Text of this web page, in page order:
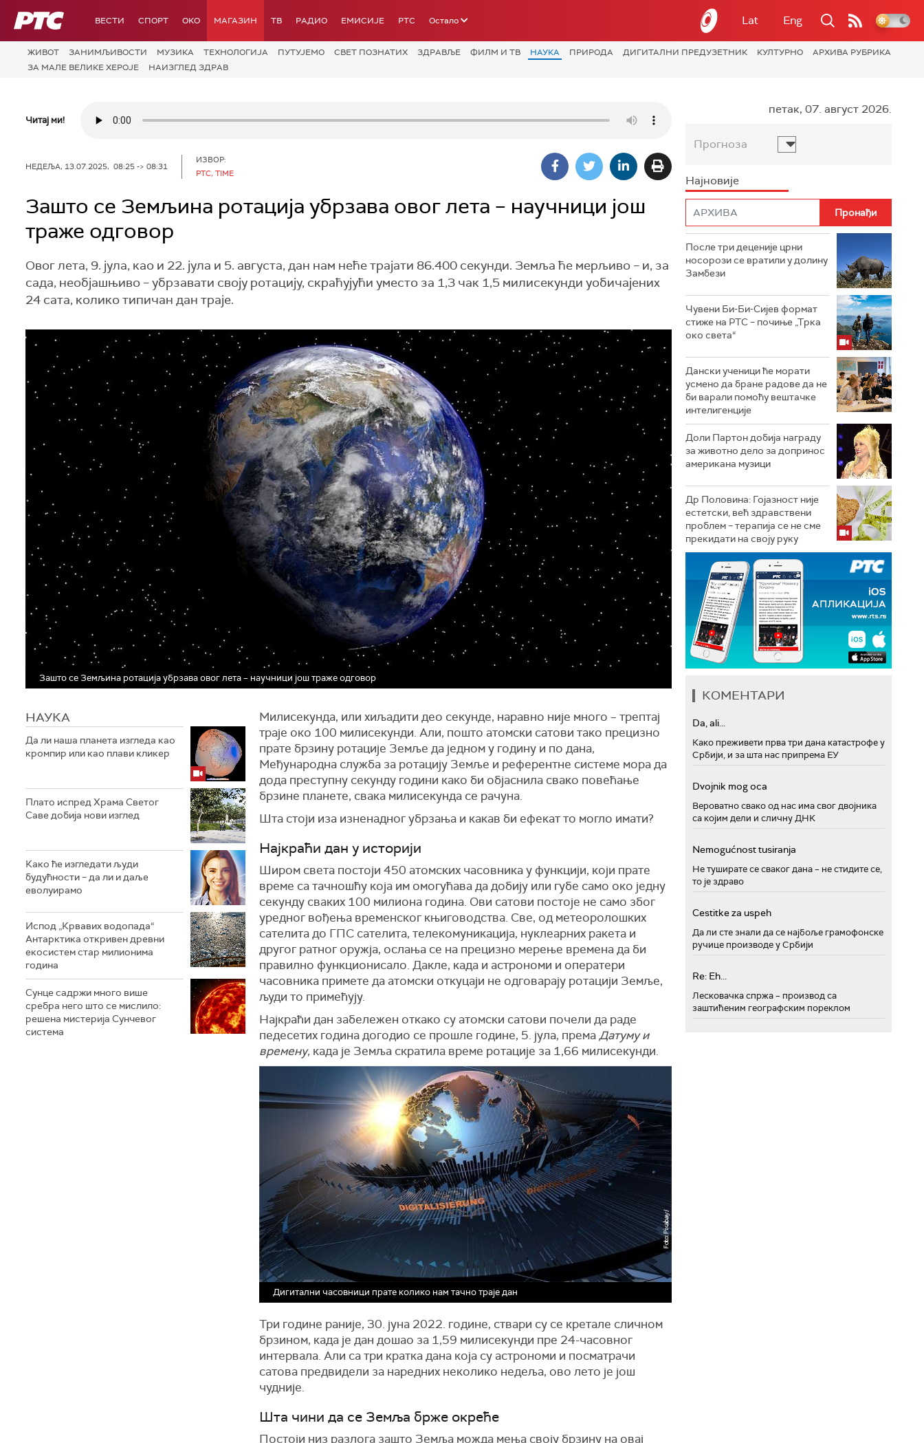
РТС ВЕСТИ СПОРТ OKO МАГАЗИН ТВ РАДИО ЕМИСИЈЕ РТС Остало Lat Eng
ЖИВОТ ЗАНИМЉИВОСТИ МУЗИКА ТЕХНОЛОГИЈA ПУТУЈЕМО СВЕТ ПОЗНАТИХ ЗДРАВЉЕ ФИЛМ И ТВ НАУКА ПРИРОДА ДИГИТАЛНИ ПРЕДУЗЕТНИК КУЛТУРНО
АРХИВА РУБРИКА
ЗА МАЛЕ ВЕЛИКЕ ХЕРОЈЕ
НАИЗГЛЕД ЗДРАВ
Читај ми!
НЕДЕЉА, 13.07.2025, 08:25 -> 08:31
ИЗВОР:
РТС, TIME
Зашто се Земљина ротација убрзава овог лета – научници још
траже одговор
Овог лета, 9. јула, као и 22. јула и 5. августа, дан нам неће трајати 86.400 секунди. Земља ће мерљиво – и, за
сада, необјашњиво – убрзавати своју ротацију, скраћујући уместо за 1,3 чак 1,5 милисекунди уобичајених
24 сата, колико типичан дан траје.
Зашто се Земљина ротација убрзава овог лета – научници још траже одговор
НАУКА
Да ли наша планета изгледа као
кромпир или као плави кликер
Плато испред Храма Светог
Саве добија нови изглед
Како ће изгледати људи
будућности – да ли и даље
еволуирамо
Испод „Крвавих водопада“
Антарктика откривен древни
екосистем стар милионима
година
Сунце садржи много више
сребра него што се мислило:
решена мистерија Сунчевог
система
Милисекунда, или хиљадити део секунде, наравно није много – трептај
траје око 100 милисекунди. Али, пошто атомски сатови тако прецизно
прате брзину ротације Земље да једном у годину и по дана,
Међународна служба за ротацију Земље и референтне системе мора да
дода преступну секунду години како би објаснила свако повећање
брзине планете, свака милисекунда се рачуна.
Шта стоји иза изненадног убрзања и какав би ефекат то могло имати?
Најкраћи дан у историји
Широм света постоји 450 атомских часовника у функцији, који прате
време са тачношћу која им омогућава да добију или губе само око једну
секунду сваких 100 милиона година. Ови сатови постоје не само због
уредног вођења временског књиговодства. Све, од метеоролошких
сателита до ГПС сателита, телекомуникација, нуклеарних ракета и
другог ратног оружја, ослања се на прецизно мерење времена да би
правилно функционисало. Дакле, када и астрономи и оператери
часовника примете да атомски откуцаји не одговарају ротацији Земље,
људи то примећују.
Најкраћи дан забележен откако су атомски сатови почели да раде
педесетих година догодио се прошле године, 5. јула, премаДатуму и
времену, када је Земља скратила време ротације за 1,66 милисекунди.
Дигитални часовници прате колико нам тачно траје дан
Три године раније, 30. јуна 2022. године, ствари су се кретале сличном
брзином, када је дан дошао за 1,59 милисекунди пре 24-часовног
интервала. Али са три кратка дана која су астрономи и посматрачи
сатова предвидели за наредних неколико недеља, ово лето је још
чудније.
Шта чини да се Земља брже окреће
Постоји низ разлога зашто Земља можда мења своју брзину на овај
петак, 07. август 2026.
Прогноза
Најновије
После три деценије црни
носорози се вратили у долину
Замбези
Чувени Би-Би-Сијев формат
стиже на РТС – почиње „Трка
око света“
Дански ученици ће морати
усмено да бране радове да не
би варали помоћу вештачке
интелигенције
Доли Партон добија награду
за животно дело за допринос
американа музици
Др Половина: Гојазност није
естетски, већ здравствени
проблем – терапија се не сме
прекидати на своју руку
КОМЕНТАРИ
Da, ali...
Како преживети прва три дана катастрофе у
Србији, и за шта нас припрема ЕУ
Dvojnik mog oca
Вероватно свако од нас има свог двојника
са којим дели и сличну ДНК
Nemogućnost tusiranja
Не туширате се сваког дана – не стидите се,
то је здраво
Cestitke za uspeh
Да ли сте знали да се најбоље грамофонске
ручице производе у Србији
Re: Eh...
Лесковачка спржа – производ са
заштићеним географским пореклом